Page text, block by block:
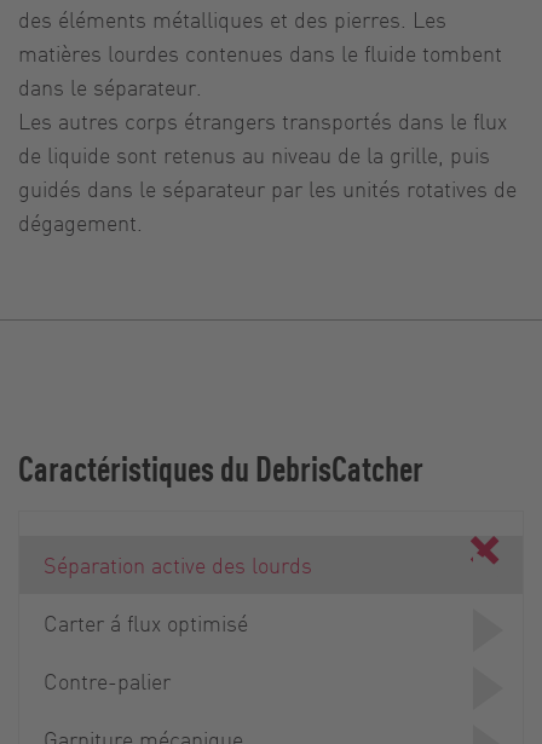
des éléments métalliques et des pierres. Les
matières lourdes contenues dans le fluide tombent
dans le séparateur.
Les autres corps étrangers transportés dans le flux
de liquide sont retenus au niveau de la grille, puis
guidés dans le séparateur par les unités rotatives de
dégagement.
Caractéristiques du DebrisCatcher
Séparation active des lourds
Carter á flux optimisé
Contre-palier